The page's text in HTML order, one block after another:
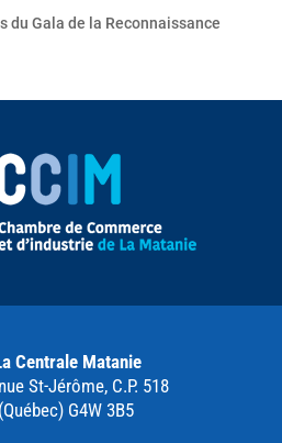
du Gala de la Reconnaissance
Centrale Matanie
St-Jérôme, C.P. 518
G4W 3B5